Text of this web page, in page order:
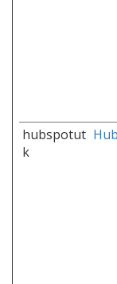
hubspotut
k